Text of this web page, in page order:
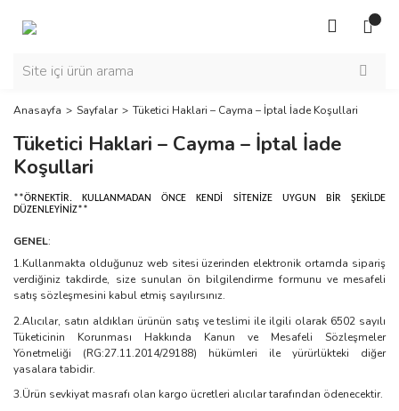
Anasayfa Sayfalar Tüketici Haklari – Cayma – İptal İade Koşullari
Tüketici Haklari – Cayma – İptal İade
Koşullari
**ÖRNEKTİR. KULLANMADAN ÖNCE KENDİ SİTENİZE UYGUN BİR ŞEKİLDE
DÜZENLEYİNİZ**
GENEL:
1.Kullanmakta olduğunuz web sitesi üzerinden elektronik ortamda sipariş
verdiğiniz takdirde, size sunulan ön bilgilendirme formunu ve mesafeli
satış sözleşmesini kabul etmiş sayılırsınız.
2.Alıcılar, satın aldıkları ürünün satış ve teslimi ile ilgili olarak 6502 sayılı
Tüketicinin Korunması Hakkında Kanun ve Mesafeli Sözleşmeler
Yönetmeliği (RG:27.11.2014/29188) hükümleri ile yürürlükteki diğer
yasalara tabidir.
3.Ürün sevkiyat masrafı olan kargo ücretleri alıcılar tarafından ödenecektir.